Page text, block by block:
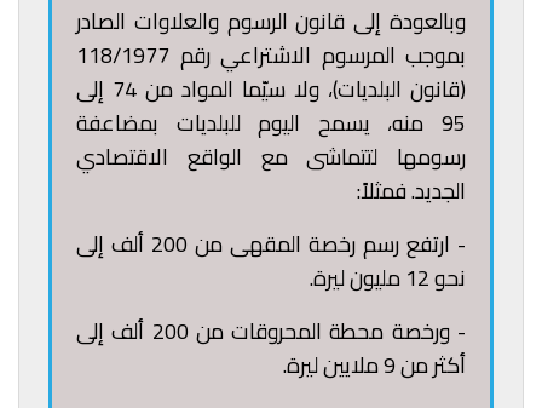
وبالعودة إلى قانون الرسوم والعلاوات الصادر
بموجب المرسوم الاشتراعي رقم 118/1977
(قانون البلديات)، ولا سيّما المواد من 74 إلى
95 منه، يسمح اليوم للبلديات بمضاعفة
رسومها لتتماشى مع الواقع الاقتصادي
الجديد. فمثلاً:
- ارتفع رسم رخصة المقهى من 200 ألف إلى
نحو 12 مليون ليرة.
- ورخصة محطة المحروقات من 200 ألف إلى
أكثر من 9 ملايين ليرة.